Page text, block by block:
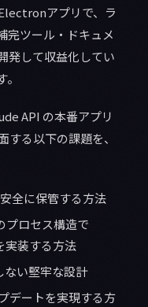
アプリで、ラ
完ツール・ドキュメ
発して収益化してい
API の本番アプリ
る以下の課題を、
全に保管する方法
ロセス構造で
実装する方法
ない堅牢な設計
ートを実現する方